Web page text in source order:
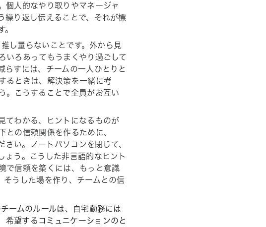
個人的なやり取りやマネージャ
繰り返し伝えることで、それが標
。
し量らないことです。外から見
いろあってもうまくやり過ごして
らすには、チームの一人ひとりと
るときは、解決策を一緒に考
。こうすることで全員がお互い
てわかる、ヒントになるものが
との信頼関係を作るために、
い。ノートパソコンを閉じて、
ょう。こうした非言語的なヒント
で信頼を築くには、もっと意識
そうした場を作り、チームとの信
ームのルールは、自宅勤務には
希望するコミュニケーションのと